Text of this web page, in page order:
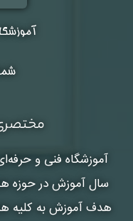
آموزشگاه فنی و
سال آموزش در حوزه
هدف آموزش به کلیه